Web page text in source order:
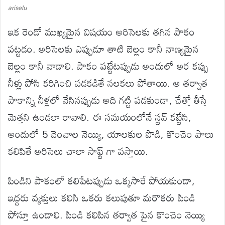
ariselu
ఇక రెండో ముఖ్యమైన విషయం అరిసెలకు తగిన పాకం
పట్టడం. అరిసెలకు ఎప్పుడూ తాటి బెల్లం కానీ నాణ్యమైన
బెల్లం కానీ వాడాలి. పాకం పట్టేటప్పుడు అందులో అర కప్పు
నీళ్లు పోసి కరిగించి వడకడితే నలకలు పోతాయి. ఆ తర్వాత
పాకాన్ని నీళ్లలో వేసినప్పుడు అది గట్టి పడకుండా, చేత్తో తీస్తే
మెత్తని ఉండలా రావాలి. ఈ సమయంలోనే స్టవ్ కట్టేసి,
అందులో 5 చెంచాల నెయ్యి, యాలకుల పొడి, కొంచెం పాలు
కలిపితే అరిసెలు చాలా సాఫ్ట్ గా వస్తాయి.
పిండిని పాకంలో కలిపేటప్పుడు ఒక్కసారే పోయకుండా,
ఇద్దరు వ్యక్తులు కలిసి ఒకరు కలుపుతూ మరొకరు పిండి
పోస్తూ ఉండాలి. పిండి కలిపిన తర్వాత పైన కొంచెం నెయ్యి